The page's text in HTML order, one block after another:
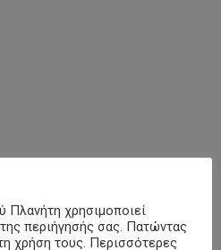
Πλανήτη χρησιμοποιεί
περιήγησής σας. Πατώντας
χρήση τους. Περισσότερες